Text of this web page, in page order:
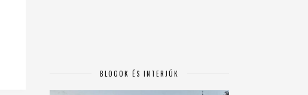
BLOGOK ÉS INTERJÚK